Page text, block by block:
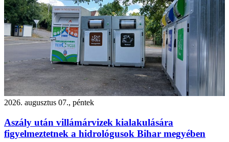
2026. augusztus 07., péntek
Aszály után villámárvizek kialakulására
figyelmeztetnek a hidrológusok Bihar megyében